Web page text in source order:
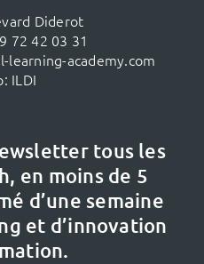
Diderot
72 42 03 31
learning-academy.com
ILDI
tous les
en moins de 5
d’une semaine
et d’innovation